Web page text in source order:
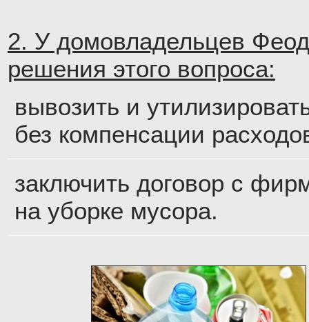
2. У домовладельцев
решения этого вопроса:
вывозить и
без компенсации
заключить договор с
на уборке мусора.